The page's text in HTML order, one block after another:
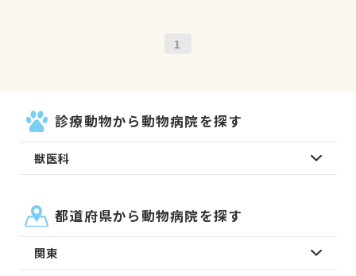
1
診療動物から動物病院を探す
獣医科
都道府県から動物病院を探す
関東